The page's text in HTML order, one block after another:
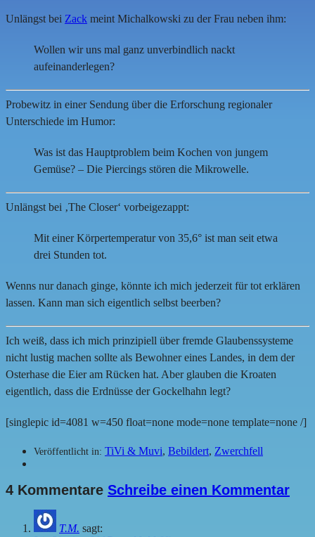
Unlängst bei Zack meint Michalkowski zu der Frau neben ihm:
Wollen wir uns mal ganz unverbindlich nackt
aufeinanderlegen?
Probewitz in einer Sendung über die Erforschung regionaler
Unterschiede im Humor:
Was ist das Hauptproblem beim Kochen von jungem
Gemüse? – Die Piercings stören die Mikrowelle.
Unlängst bei ‚The Closer‘ vorbeigezappt:
Mit einer Körpertemperatur von 35,6° ist man seit etwa
drei Stunden tot.
Wenns nur danach ginge, könnte ich mich jederzeit für tot erklären
lassen. Kann man sich eigentlich selbst beerben?
Ich weiß, dass ich mich prinzipiell über fremde Glaubenssysteme
nicht lustig machen sollte als Bewohner eines Landes, in dem der
Osterhase die Eier am Rücken hat. Aber glauben die Kroaten
eigentlich, dass die Erdnüsse der Gockelhahn legt?
[singlepic id=4081 w=450 float=none mode=none template=none /]
Veröffentlicht in: TiVi & Muvi, Bebildert, Zwerchfell
4 Kommentare Schreibe einen Kommentar
T.M. sagt: